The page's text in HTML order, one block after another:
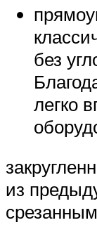
без
легко
из